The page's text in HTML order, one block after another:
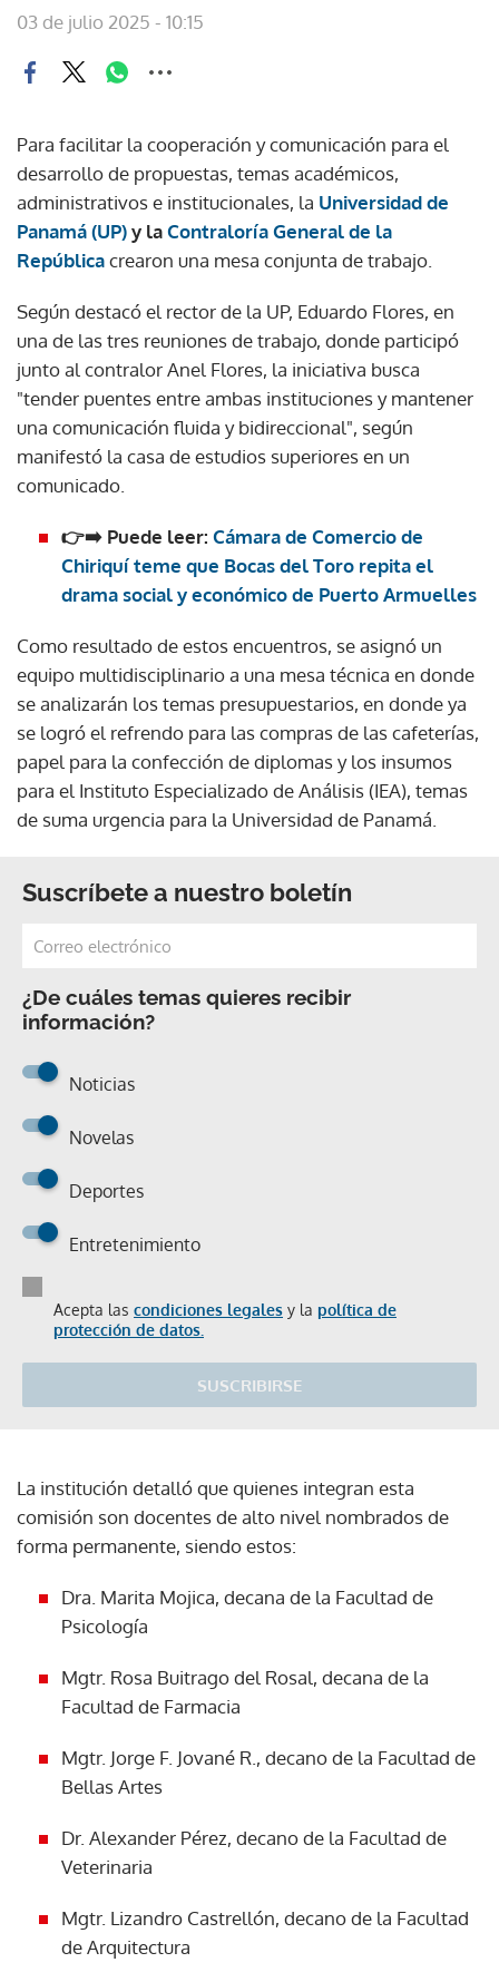
03 de julio 2025 - 10:15
Para facilitar la cooperación y comunicación para el
desarrollo de propuestas, temas académicos,
administrativos e institucionales, la Universidad de
Panamá (UP)y laContraloría General de la
Repúblicacrearon una mesa conjunta de trabajo.
Según destacó el rector de la UP, Eduardo Flores, en
una de las tres reuniones de trabajo, donde participó
junto al contralor Anel Flores, la iniciativa busca
"tender puentes entre ambas instituciones y mantener
una comunicación fluida y bidireccional", según
manifestó la casa de estudios superiores en un
comunicado.
👉➡️ Puede leer: Cámara de Comercio de
Chiriquí teme que Bocas del Toro repita el
drama social y económico de Puerto Armuelles
Como resultado de estos encuentros, se asignó un
equipo multidisciplinario a una mesa técnica en donde
se analizarán los temas presupuestarios, en donde ya
se logró el refrendo para las compras de las cafeterías,
papel para la confección de diplomas y los insumos
para el Instituto Especializado de Análisis (IEA), temas
de suma urgencia para la Universidad de Panamá.
Suscríbete a nuestro boletín
¿De cuáles temas quieres recibir
información?
Noticias
Novelas
Deportes
Entretenimiento
Acepta las condiciones legales y la política de
protección de datos.
SUSCRIBIRSE
La institución detalló que quienes integran esta
comisión son docentes de alto nivel nombrados de
forma permanente, siendo estos:
Dra. Marita Mojica, decana de la Facultad de
Psicología
Mgtr. Rosa Buitrago del Rosal, decana de la
Facultad de Farmacia
Mgtr. Jorge F. Jované R., decano de la Facultad de
Bellas Artes
Dr. Alexander Pérez, decano de la Facultad de
Veterinaria
Mgtr. Lizandro Castrellón, decano de la Facultad
de Arquitectura